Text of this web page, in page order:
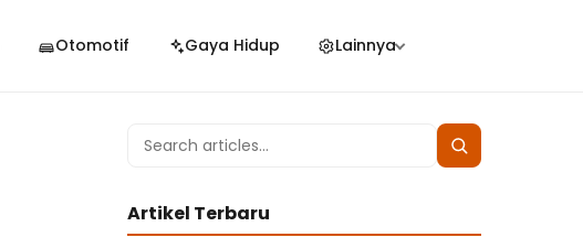
Otomotif Gaya Hidup Lainnya
Search
Search
Artikel Terbaru